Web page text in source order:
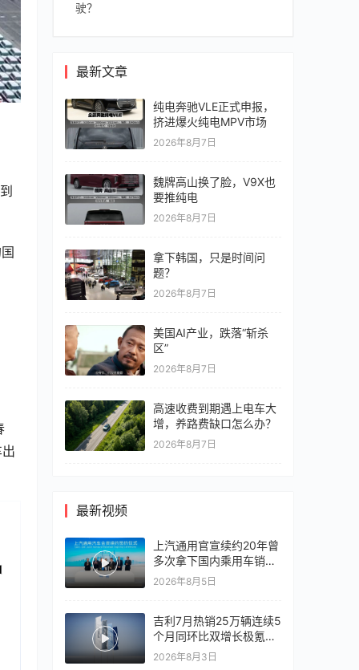
驶？
最新文章
纯电奔驰VLE正式申报，
挤进爆火纯电MPV市场
2026年8月7日
魏牌高山换了脸，V9X也
要推纯电
2026年8月7日
拿下韩国，只是时间问
题？
2026年8月7日
美国AI产业，跌落“斩杀
区”
2026年8月7日
高速收费到期遇上电车大
增，养路费缺口怎么办？
2026年8月7日
最新视频
上汽通用官宣续约20年曾
多次拿下国内乘用车销冠
竞争激烈，上汽通用有信
2026年8月5日
吉利7月热销25万辆连续5
个月同环比双增长极氪销
量同比翻倍，出口再破10
2026年8月3日